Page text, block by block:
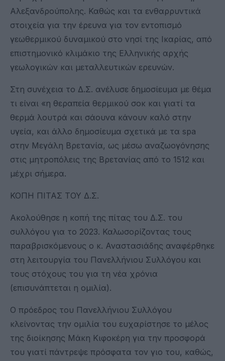
Αλεξανδρούπολης. Καθώς και τα ενθαρρυντικά
στοιχεία για την έρευνα για τον εντοπισμό
γεωθερμικού δυναμικού στο νησί της Ικαρίας, από
επιστημονικό κλιμάκιο της Ελληνικής αρχής
γεωλογικών και μεταλλευτικών ερευνών.
Στη συνέχεια το Δ.Σ. ανέλυσε δημοσίευμα με θέμα
τι είναι «η θεραπεία θερμικού σοκ και γιατί τα
θερμά λουτρά και σάουνα κάνουν καλό στην
υγεία, και άλλο δημοσίευμα σχετικά με τα spa
στην Μεγάλη Βρετανία, ως μέσω αναζωογόνησης
στις μητροπόλεις της Βρετανίας από το 1512 και
μέχρι σήμερα.
ΚΟΠΗ ΠΙΤΑΣ ΤΟΥ Δ.Σ.
Ακολούθησε η κοπή της πίτας του Δ.Σ. του
συλλόγου για το 2023. Καλωσορίζοντας τους
παραβρισκόμενους ο κ. Αναστασιάδης αναφέρθηκε
στη λειτουργία του Πανελλήνιου Συλλόγου και
τους στόχους του για τη νέα χρόνια
(επισυνάπτεται η ομιλία).
Ο πρόεδρος του Πανελλήνιου Συλλόγου
κλείνοντας την ομιλία του ευχαρίστησε το μέλος
της διοίκησης Μάκη Κιφοκέρη για την προσφορά
του γιατί πάντρεψε πρόσφατα τον γιο του, καθώς,